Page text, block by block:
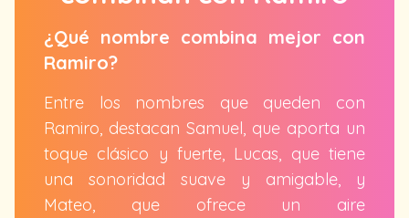
¿Qué nombre combina mejor con
Ramiro?
Entre los nombres que queden con
Ramiro, destacan Samuel, que aporta un
toque clásico y fuerte, Lucas, que tiene
una sonoridad suave y amigable, y
Mateo, que ofrece un aire